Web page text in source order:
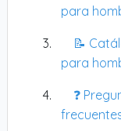
para
📝
para
❓